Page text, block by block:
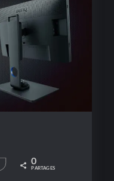
Tweetez 0
PARTAGES